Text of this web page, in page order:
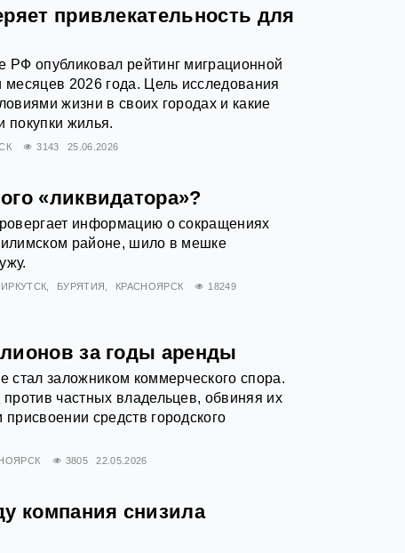
привлекательность для
РФ опубликовал рейтинг миграционной
2026 года. Цель исследования
жизни в своих городах и какие
покупки жилья.
3143 25.06.2026
«ликвидатора»?
информацию о сокращениях
районе, шило в мешке
ИРКУТСК БУРЯТИЯ КРАСНОЯРСК
18249
за годы аренды
заложником коммерческого спора.
частных владельцев, обвиняя их
средств городского
3805 22.05.2026
компания снизила